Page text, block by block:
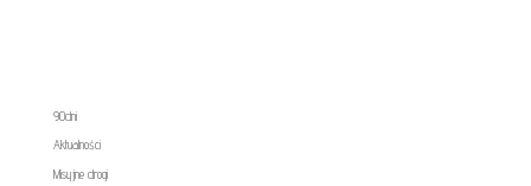
90dni
Aktualności
Misyjne drogi